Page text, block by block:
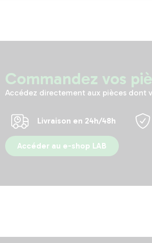
Commandez vos
Accédez directement aux pièces dont
Livraison en 24h/48h
Accéder au e-shop LAB